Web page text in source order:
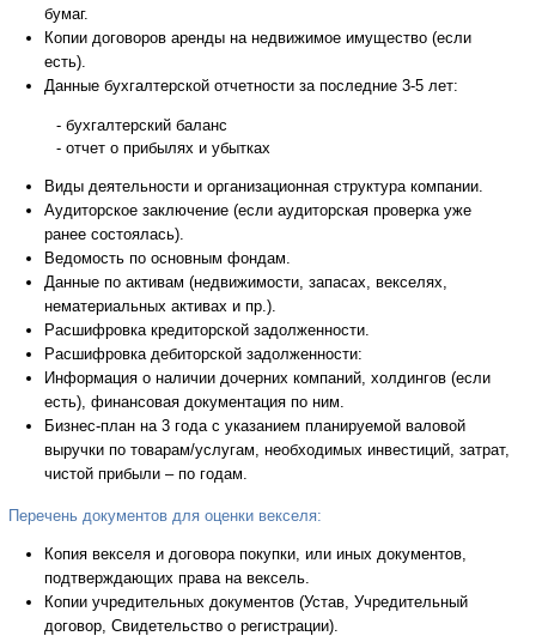
бумаг.
Копии договоров аренды на недвижимое имущество (если
есть).
Данные бухгалтерской отчетности за последние 3-5 лет:
- бухгалтерский баланс
- отчет о прибылях и убытках
Виды деятельности и организационная структура компании.
Аудиторское заключение (если аудиторская проверка уже
ранее состоялась).
Ведомость по основным фондам.
Данные по активам (недвижимости, запасах, векселях,
нематериальных активах и пр.).
Расшифровка кредиторской задолженности.
Расшифровка дебиторской задолженности:
Информация о наличии дочерних компаний, холдингов (если
есть), финансовая документация по ним.
Бизнес-план на 3 года с указанием планируемой валовой
выручки по товарам/услугам, необходимых инвестиций, затрат,
чистой прибыли – по годам.
Перечень документов для оценки векселя:
Копия векселя и договора покупки, или иных документов,
подтверждающих права на вексель.
Копии учредительных документов (Устав, Учредительный
договор, Свидетельство о регистрации).